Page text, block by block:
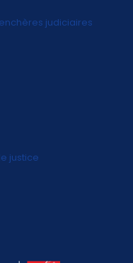
judiciaires
justice